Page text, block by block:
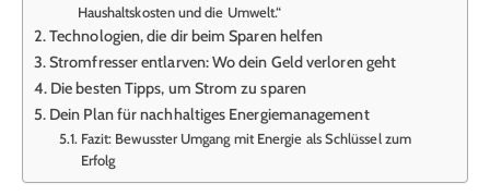
Haushaltskosten und die Umwelt.“
Technologien, die dir beim Sparen helfen
Stromfresser entlarven: Wo dein Geld verloren geht
Die besten Tipps, um Strom zu sparen
Dein Plan für nachhaltiges Energiemanagement
Fazit: Bewusster Umgang mit Energie als Schlüssel zum
Erfolg